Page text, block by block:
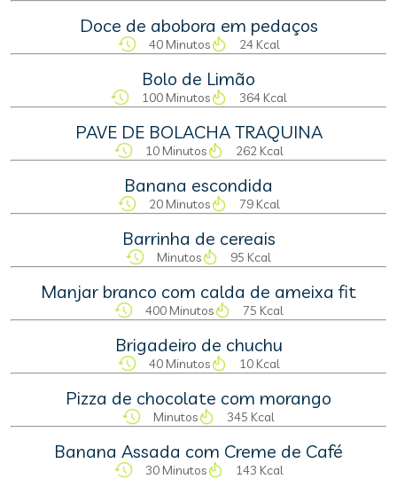
Doce de abobora em pedaços
40 Minutos 24 Kcal
Bolo de Limão
100 Minutos 364 Kcal
PAVE DE BOLACHA TRAQUINA
10 Minutos 262 Kcal
Banana escondida
20 Minutos 79 Kcal
Barrinha de cereais
Minutos 95 Kcal
Manjar branco com calda de ameixa fit
400 Minutos 75 Kcal
Brigadeiro de chuchu
40 Minutos 10 Kcal
Pizza de chocolate com morango
Minutos 345 Kcal
Banana Assada com Creme de Café
30 Minutos 143 Kcal